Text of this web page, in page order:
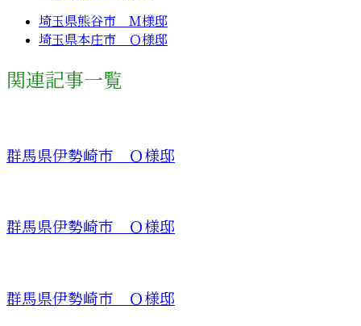
埼玉県熊谷市 Ｍ様邸
埼玉県本庄市 Ｏ様邸
関連記事一覧
群馬県伊勢崎市 Ｏ様邸
群馬県伊勢崎市 Ｏ様邸
群馬県伊勢崎市 Ｏ様邸